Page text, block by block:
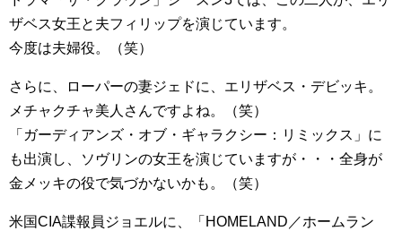
ザベス女王と夫フィリップを演じています。
今度は夫婦役。（笑）
さらに、ローパーの妻ジェドに、エリザベス・デビッキ。
メチャクチャ美人さんですよね。（笑）
「ガーディアンズ・オブ・ギャラクシー：リミックス」に
も出演し、ソヴリンの女王を演じていますが・・・全身が
金メッキの役で気づかないかも。（笑）
米国CIA諜報員ジョエルに、「HOMELAND／ホームラン